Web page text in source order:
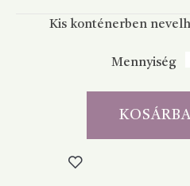
Kis konténerben
Mennyiség
KOSÁRBA